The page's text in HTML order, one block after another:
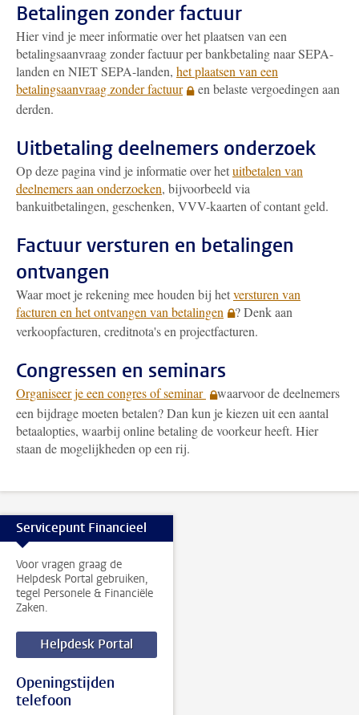
Betalingen zonder factuur
Hier vind je meer informatie over het plaatsen van een
betalingsaanvraag zonder factuur per bankbetaling naar SEPA-
landen en NIET SEPA-landen, het plaatsen van een
betalingsaanvraag zonder factuur
en belaste vergoedingen aan
derden.
Uitbetaling deelnemers onderzoek
Op deze pagina vind je informatie over hetuitbetalen van
deelnemers aan onderzoeken, bijvoorbeeld via
bankuitbetalingen, geschenken, VVV-kaarten of contant geld.
Factuur versturen en betalingen
ontvangen
Waar moet je rekening mee houden bij hetversturen van
facturen en het ontvangen van betalingen
? Denk aan
verkoopfacturen, creditnota's en projectfacturen.
Congressen en seminars
Organiseer je een congres of seminar
waarvoor de deelnemers
een bijdrage moeten betalen? Dan kun je kiezen uit een aantal
betaalopties, waarbij online betaling de voorkeur heeft. Hier
staan de mogelijkheden op een rij.
Servicepunt Financieel
Voor vragen graag de
Helpdesk Portal gebruiken,
tegel Personele & Financiële
Zaken.
Helpdesk Portal
Openingstijden
telefoon